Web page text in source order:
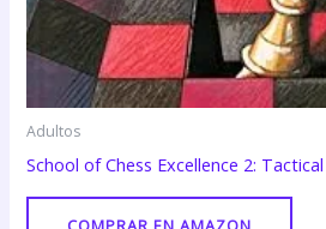
Adultos
School of Chess Excellence 2: